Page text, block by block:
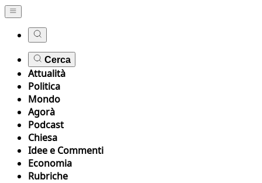
Cerca
Attualità
Politica
Mondo
Agorà
Podcast
Chiesa
Idee e Commenti
Economia
Rubriche